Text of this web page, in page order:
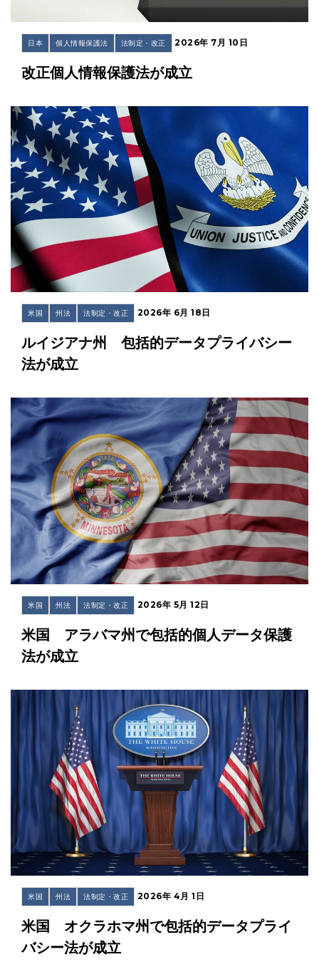
日本 個人情報保護法 法制定・改正 2026年 7月 10日
改正個人情報保護法が成立
米国 州法 法制定・改正 2026年 6月 18日
ルイジアナ州 包括的データプライバシー
法が成立
米国 州法 法制定・改正 2026年 5月 12日
米国 アラバマ州で包括的個人データ保護
法が成立
米国 州法 法制定・改正 2026年 4月 1日
米国 オクラホマ州で包括的データプライ
バシー法が成立